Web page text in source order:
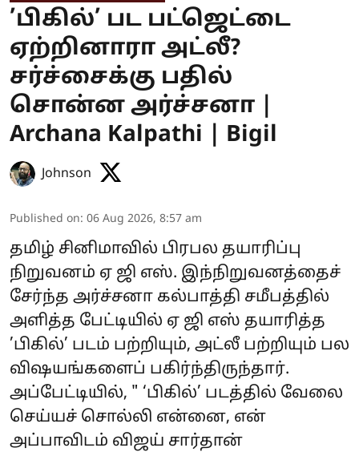
’பிகில்’ பட பட்ஜெட்டை
ஏற்றினாரா அட்லீ?
சர்ச்சைக்கு பதில்
சொன்ன அர்ச்சனா |
Archana Kalpathi | Bigil
Johnson
Published on: 06 Aug 2026, 8:57 am
தமிழ் சினிமாவில் பிரபல தயாரிப்பு
நிறுவனம் ஏ ஜி எஸ். இந்நிறுவனத்தைச்
சேர்ந்த அர்ச்சனா கல்பாத்தி சமீபத்தில்
அளித்த பேட்டியில் ஏ ஜி எஸ் தயாரித்த
’பிகில்’ படம் பற்றியும், அட்லீ பற்றியும் பல
விஷயங்களைப் பகிர்ந்திருந்தார்.
அப்பேட்டியில், " ‘பிகில்’ படத்தில் வேலை
செய்யச் சொல்லி என்னை, என்
அப்பாவிடம் விஜய் சார்தான்